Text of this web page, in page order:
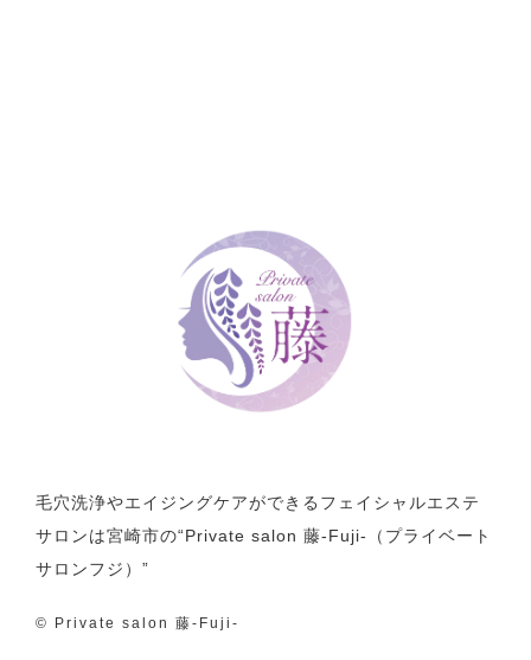
毛穴洗浄やエイジングケアができるフェイシャルエステ
サロンは宮崎市の“Private salon 藤-Fuji-（プライベート
サロンフジ）”
© Private salon 藤-Fuji-